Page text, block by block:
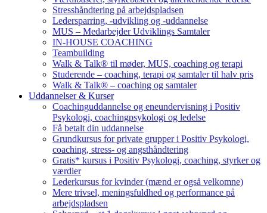
Stresshåndtering på arbejdspladsen
Ledersparring, -udvikling og -uddannelse
MUS – Medarbejder Udviklings Samtaler
IN-HOUSE COACHING
Teambuilding
Walk & Talk® til møder, MUS, coaching og terapi
Studerende – coaching, terapi og samtaler til halv pris
Walk & Talk® – coaching og samtaler
Uddannelser & Kurser
Coachinguddannelse og eneundervisning i Positiv
Psykologi, coachingpsykologi og ledelse
Få betalt din uddannelse
Grundkursus for private grupper i Positiv Psykologi,
coaching, stress- og angsthåndtering
Gratis* kursus i Positiv Psykologi, coaching, styrker og
værdier
Lederkursus for kvinder (mænd er også velkomne)
Mere trivsel, meningsfuldhed og performance på
arbejdspladsen